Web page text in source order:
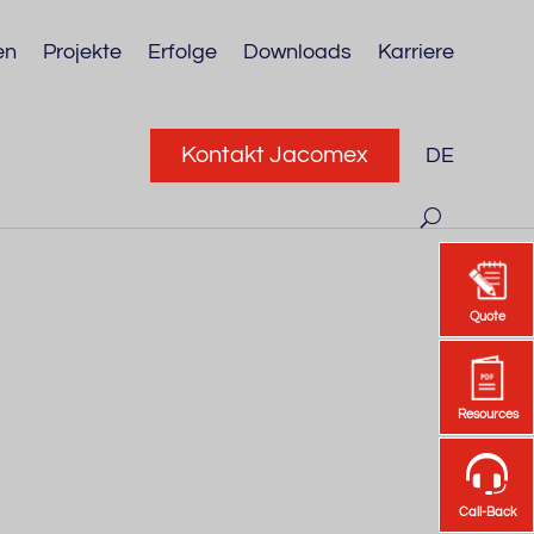
Quote
Resources
Call-Back
Quote
Resources
Call-Back
Projekte Erfolge Downloads Karriere
Kontakt Jacomex DE